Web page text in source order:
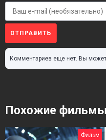
ОТПРАВИТЬ
Комментариев еще нет. Вы
Похожие
Фильм